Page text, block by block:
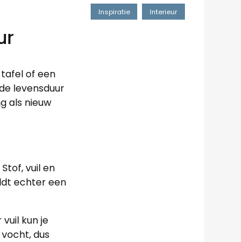
tafel of een
levensduur
als nieuw
vuil en
echter een
kun je
dus
Inspiratie Interieur